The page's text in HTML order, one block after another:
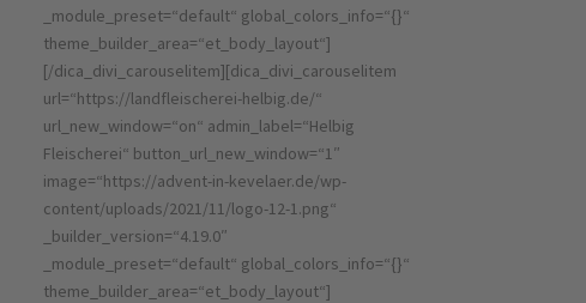
_module_preset=“default“ global_colors_info=“{}“
theme_builder_area=“et_body_layout“]
[/dica_divi_carouselitem][dica_divi_carouselitem
url=“https://landfleischerei-helbig.de/“
url_new_window=“on“ admin_label=“Helbig
Fleischerei“ button_url_new_window=“1″
image=“https://advent-in-kevelaer.de/wp-
content/uploads/2021/11/logo-12-1.png“
_builder_version=“4.19.0″
_module_preset=“default“ global_colors_info=“{}“
theme_builder_area=“et_body_layout“]